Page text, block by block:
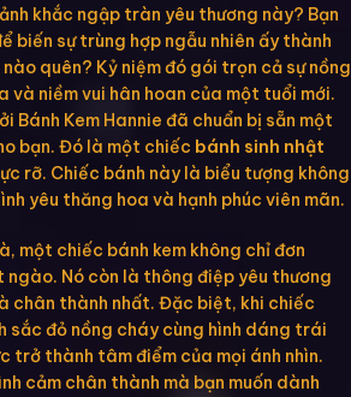
khắc ngập tràn yêu thương này? Bạn
biến sự trùng hợp ngẫu nhiên ấy thành
quên? Kỷ niệm đó gói trọn cả sự nồng
và niềm vui hân hoan của một tuổi mới.
Bánh Kem Hannie đã chuẩn bị sẵn một
bạn. Đó là một chiếc bánh sinh nhật
rỡ. Chiếc bánh này là biểu tượng không
yêu thăng hoa và hạnh phúc viên mãn.
một chiếc bánh kem không chỉ đơn
Nó còn là thông điệp yêu thương
chân thành nhất. Đặc biệt, khi chiếc
sắc đỏ nồng cháy cùng hình dáng trái
trở thành tâm điểm của mọi ánh nhìn.
cảm chân thành mà bạn muốn dành